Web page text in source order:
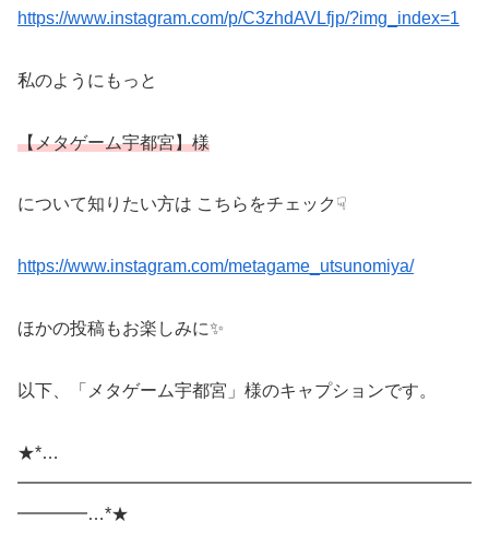
https://www.instagram.com/p/C3zhdAVLfjp/?img_index=1
私のようにもっと
【メタゲーム宇都宮】様
について知りたい方は こちらをチェック☟
https://www.instagram.com/metagame_utsunomiya/
ほかの投稿もお楽しみに✨
以下、「メタゲーム宇都宮」様のキャプションです。
★*…
━━━━━━━━━━━━━━━━━━━━━━━━━━
━━━━…*★